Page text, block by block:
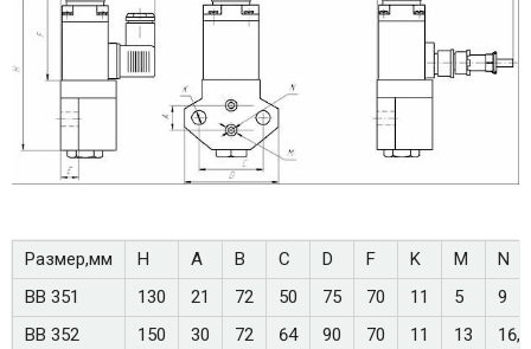
Размер,мм H A B C D F K M
N
ВВ 351
130 21 72 50 75 70 11 5
9
ВВ 352
150 30 72 64 90 70 11 13 16,5